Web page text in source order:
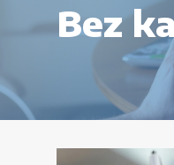
Bez